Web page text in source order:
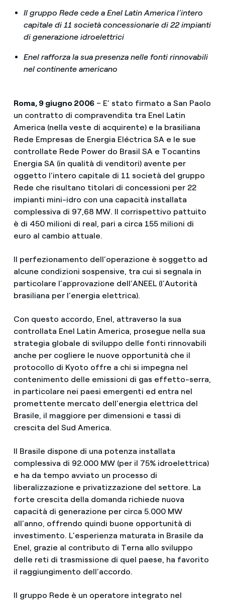
Il gruppo Rede cede a Enel Latin America l’intero
capitale di 11 società concessionarie di 22 impianti
di generazione idroelettrici
Enel rafforza la sua presenza nelle fonti rinnovabili
nel continente americano
Roma, 9 giugno 2006 – E’ stato firmato a San Paolo
un contratto di compravendita tra Enel Latin
America (nella veste di acquirente) e la brasiliana
Rede Empresas de Energia Eléctrica SA e le sue
controllate Rede Power do Brasil SA e Tocantins
Energia SA (in qualità di venditori) avente per
oggetto l’intero capitale di 11 società del gruppo
Rede che risultano titolari di concessioni per 22
impianti mini-idro con una capacità installata
complessiva di 97,68 MW. Il corrispettivo pattuito
è di 450 milioni di real, pari a circa 155 milioni di
euro al cambio attuale.
Il perfezionamento dell’operazione è soggetto ad
alcune condizioni sospensive, tra cui si segnala in
particolare l’approvazione dell’ANEEL (l’Autorità
brasiliana per l’energia elettrica).
Con questo accordo, Enel, attraverso la sua
controllata Enel Latin America, prosegue nella sua
strategia globale di sviluppo delle fonti rinnovabili
anche per cogliere le nuove opportunità che il
protocollo di Kyoto offre a chi si impegna nel
contenimento delle emissioni di gas effetto-serra,
in particolare nei paesi emergenti ed entra nel
promettente mercato dell’energia elettrica del
Brasile, il maggiore per dimensioni e tassi di
crescita del Sud America.
Il Brasile dispone di una potenza installata
complessiva di 92.000 MW (per il 75% idroelettrica)
e ha da tempo avviato un processo di
liberalizzazione e privatizzazione del settore. La
forte crescita della domanda richiede nuova
capacità di generazione per circa 5.000 MW
all’anno, offrendo quindi buone opportunità di
investimento. L’esperienza maturata in Brasile da
Enel, grazie al contributo di Terna allo sviluppo
delle reti di trasmissione di quel paese, ha favorito
il raggiungimento dell’accordo.
Il gruppo Rede è un operatore integrato nel